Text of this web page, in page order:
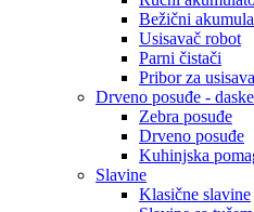
Bežični
Usisavač robot
Parni čistači
Pribor za
Drveno posuđe -
Zebra posuđe
Drveno posuđe
Kuhinjska
Slavine
Klasične slavine